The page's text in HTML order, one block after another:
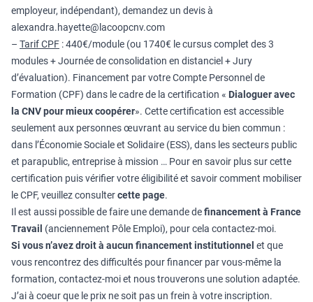
employeur, indépendant), demandez un devis à
alexandra.hayette@lacoopcnv.com
– Tarif CPF : 440€/module (ou 1740€ le cursus complet des 3
modules + Journée de consolidation en distanciel + Jury
d’évaluation). Financement par votre Compte Personnel de
Formation (CPF) dans le cadre de la certification « Dialoguer avec
la CNV pour mieux coopérer». Cette certification est accessible
seulement aux personnes œuvrant au service du bien commun :
dans l’Économie Sociale et Solidaire (ESS), dans les secteurs public
et parapublic, entreprise à mission … Pour en savoir plus sur cette
certification puis vérifier votre éligibilité et savoir comment mobiliser
le CPF, veuillez consultercette page.
Il est aussi possible de faire une demande definancement à France
Travail (anciennement Pôle Emploi), pour cela contactez-moi.
Si vous n’avez droit à aucun financement institutionnel et que
vous rencontrez des difficultés pour financer par vous-même la
formation, contactez-moi et nous trouverons une solution adaptée.
J’ai à coeur que le prix ne soit pas un frein à votre inscription.